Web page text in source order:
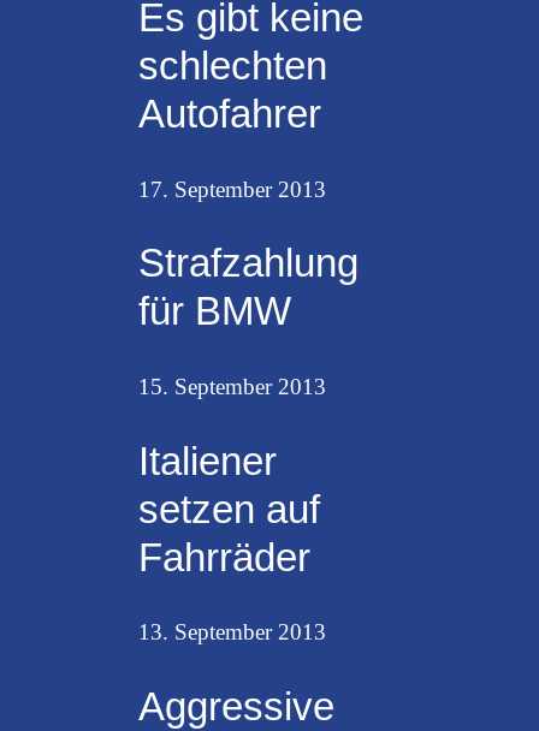
Es gibt keine
schlechten
Autofahrer
17. September 2013
Strafzahlung
für BMW
15. September 2013
Italiener
setzen auf
Fahrräder
13. September 2013
Aggressive